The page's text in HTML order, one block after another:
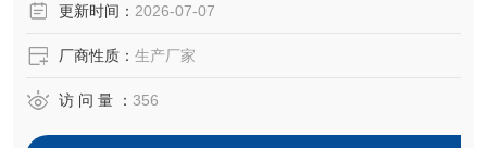
更新时间： 2026-07-07
厂商性质： 生产厂家
访 问 量 ： 356